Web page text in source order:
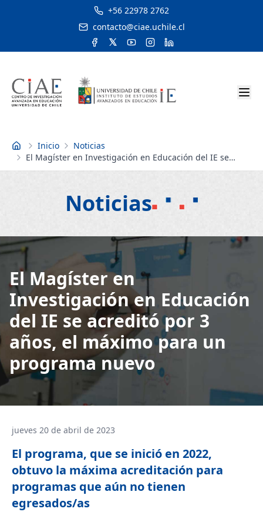
+56 22978 2762
contacto@ciae.uchile.cl
Inicio Inicio
Noticias
El Magíster en Investigación en Educación del IE se
acreditó por 3 años, el máximo para un programa nuevo
Noticias
El Magíster en
Investigación en Educación
del IE se acreditó por 3
años, el máximo para un
programa nuevo
jueves 20 de abril de 2023
El programa, que se inició en 2022,
obtuvo la máxima acreditación para
programas que aún no tienen
egresados/as